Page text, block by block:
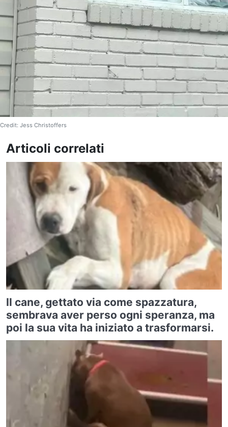
Credit: Jess Christoffers
Articoli correlati
Il cane, gettato via come spazzatura,
sembrava aver perso ogni speranza, ma
poi la sua vita ha iniziato a trasformarsi.